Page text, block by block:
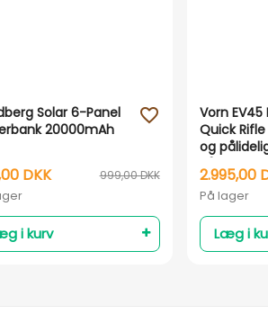
Solar 6-Panel
20000mAh
999,00 DKK
DKK
i kurv
favorite_outline
Vorn
Quick
og
våbenet
2.995,00
På lager
Læg i